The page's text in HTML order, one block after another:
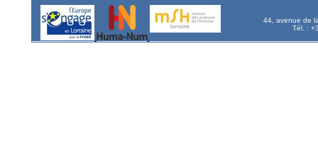
44, avenue de
Tél. :